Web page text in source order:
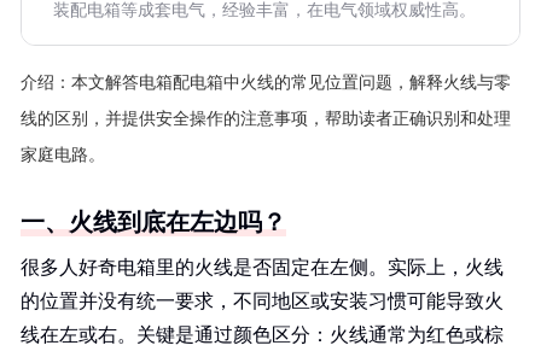
装配电箱等成套电气，经验丰富，在电气领域权威性高。
介绍： 本文解答电箱配电箱中火线的常见位置问题，解释火线与零
线的区别，并提供安全操作的注意事项，帮助读者正确识别和处理
家庭电路。
一、火线到底在左边吗？
很多人好奇电箱里的火线是否固定在左侧。实际上，火线
的位置并没有统一要求，不同地区或安装习惯可能导致火
线在左或右。关键是通过颜色区分：火线通常为红色或棕